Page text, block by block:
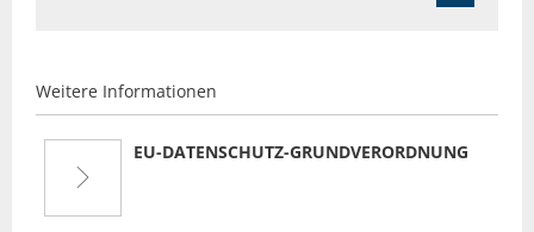
Weitere Informationen
EU-DATENSCHUTZ-GRUNDVERORDNUNG